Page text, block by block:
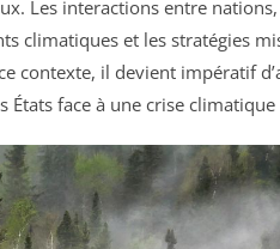
Les interactions entre
climatiques et les stratégies
contexte, il devient impératif
États face à une crise